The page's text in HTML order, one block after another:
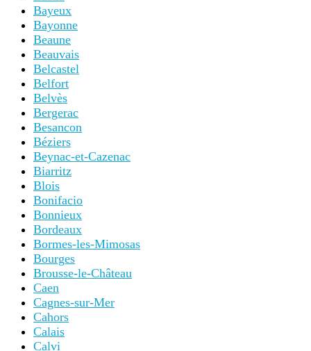
Bayeux
Bayonne
Beaune
Beauvais
Belcastel
Belfort
Belvès
Bergerac
Besancon
Béziers
Beynac-et-Cazenac
Biarritz
Blois
Bonifacio
Bonnieux
Bordeaux
Bormes-les-Mimosas
Bourges
Brousse-le-Château
Caen
Cagnes-sur-Mer
Cahors
Calais
Calvi